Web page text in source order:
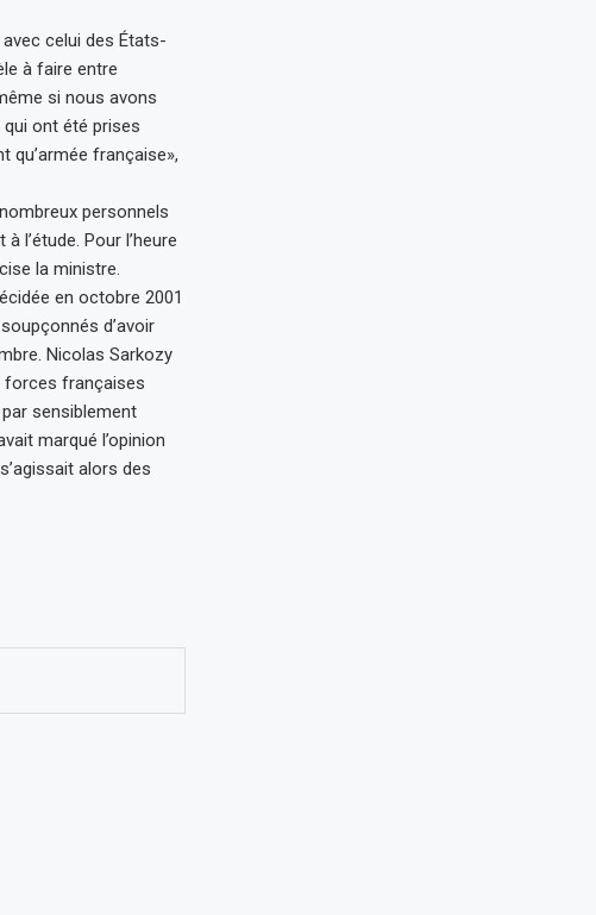
celui des États-
à faire entre
si nous avons
ont été prises
qu’armée française»,
personnels
l’étude. Pour l’heure
la ministre.
en octobre 2001
d’avoir
Nicolas Sarkozy
forces françaises
sensiblement
marqué l’opinion
alors des